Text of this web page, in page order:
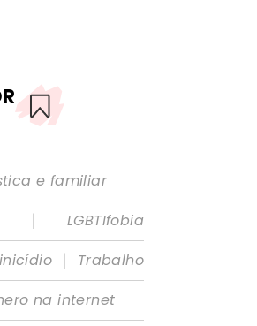
e familiar
|
LGBTIfobia
|
Trabalho
na internet